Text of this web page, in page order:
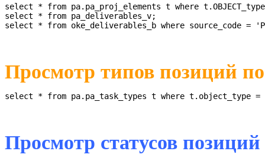
select * from pa.pa_proj_elements t where t.OBJECT_type
select * from pa_deliverables_v;
select * from oke_deliverables_b where source_code =
Просмотр типов позиций
select * from pa.pa_task_types t where t.object_type =
Просмотр статусов